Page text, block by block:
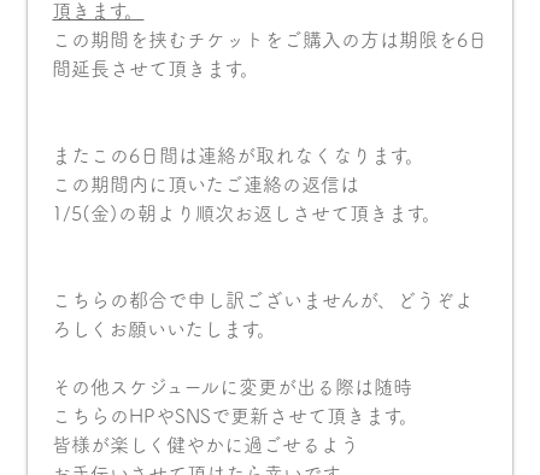
頂きます。
この期間を挟むチケットをご購入の方は期限を6日
間延長させて頂きます。
またこの6日間は連絡が取れなくなります。
この期間内に頂いたご連絡の返信は
1/5(金)の朝より順次お返しさせて頂きます。
こちらの都合で申し訳ございませんが、どうぞよ
ろしくお願いいたします。
その他スケジュールに変更が出る際は随時
こちらのHPやSNSで更新させて頂きます。
皆様が楽しく健やかに過ごせるよう